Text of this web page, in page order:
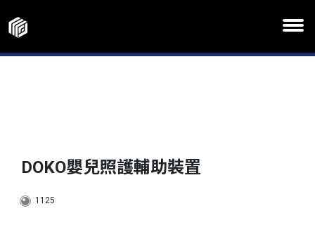
DOKO嬰兒照護輔助裝置
1125